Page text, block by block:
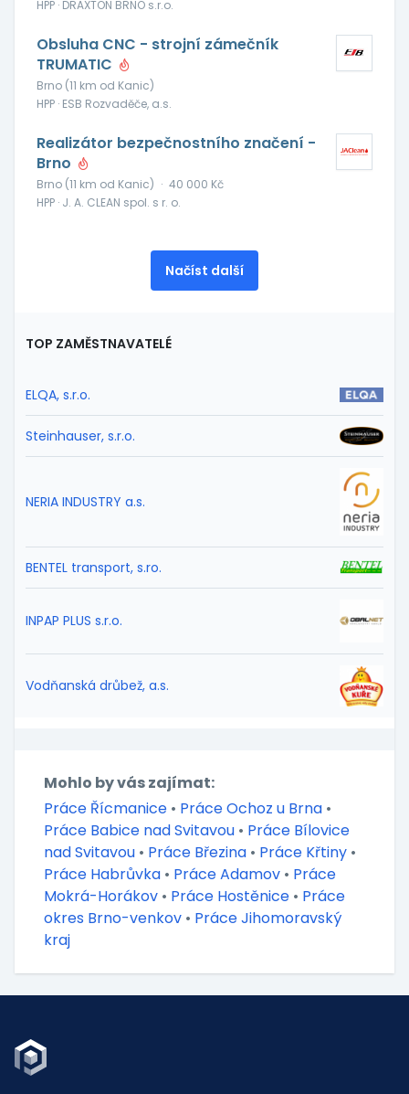
HPP · DRAXTON BRNO s.r.o.
Obsluha CNC - strojní zámečník
TRUMATIC
Brno (11 km od Kanic)
HPP · ESB Rozvaděče, a.s.
Realizátor bezpečnostního značení -
Brno
Brno (11 km od Kanic) · 40 000 Kč
HPP · J. A. CLEAN spol. s r. o.
Načíst další
TOP ZAMĚSTNAVATELÉ
ELQA, s.r.o.
Steinhauser, s.r.o.
NERIA INDUSTRY a.s.
BENTEL transport, s.ro.
INPAP PLUS s.r.o.
Vodňanská drůbež, a.s.
Mohlo by vás zajímat:
Práce Řícmanice • Práce Ochoz u Brna •
Práce Babice nad Svitavou • Práce Bílovice
nad Svitavou • Práce Březina • Práce Křtiny •
Práce Habrůvka • Práce Adamov • Práce
Mokrá-Horákov • Práce Hostěnice • Práce
okres Brno-venkov • Práce Jihomoravský
kraj